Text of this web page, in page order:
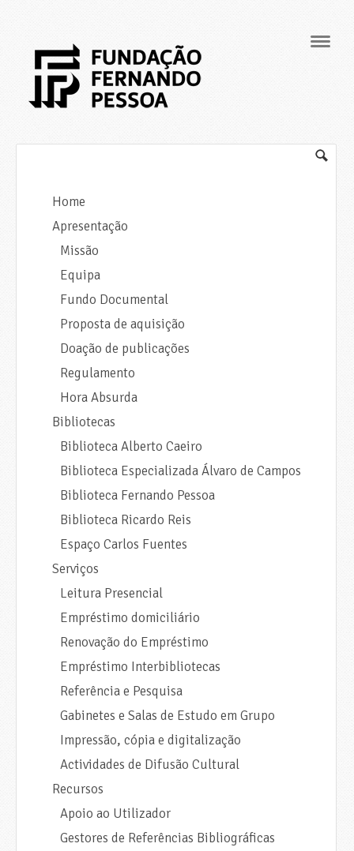
Home
Apresentação
Missão
Equipa
Fundo Documental
Proposta de aquisição
Doação de publicações
Regulamento
Hora Absurda
Bibliotecas
Biblioteca Alberto Caeiro
Biblioteca Especializada Álvaro de Campos
Biblioteca Fernando Pessoa
Biblioteca Ricardo Reis
Espaço Carlos Fuentes
Serviços
Leitura Presencial
Empréstimo domiciliário
Renovação do Empréstimo
Empréstimo Interbibliotecas
Referência e Pesquisa
Gabinetes e Salas de Estudo em Grupo
Impressão, cópia e digitalização
Actividades de Difusão Cultural
Recursos
Apoio ao Utilizador
Gestores de Referências Bibliográficas